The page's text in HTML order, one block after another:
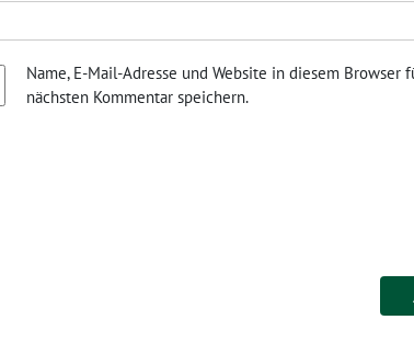
Name, E-Mail-Adresse und Website in diesem Browser
nächsten Kommentar speichern.